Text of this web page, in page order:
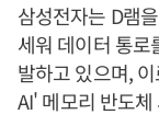
삼성전자는 D램
세워 데이터 통로
발하고 있으며,
AI' 메모리 반도